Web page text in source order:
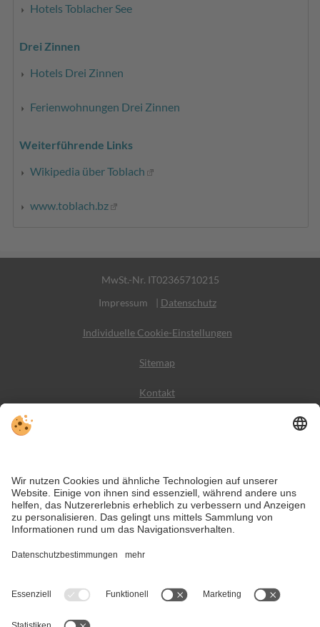
Hotels Toblacher See
Drei Zinnen
Hotels Drei Zinnen
Ferienwohnungen Drei Zinnen
Weiterführende Links
Wikipedia über Toblach
www.toblach.bz
MwSt.-Nr. IT02365710215
Impressum
| Datenschutz
Individuelle Cookie-Einstellungen
Sitemap
Kontakt
VIVODolomiti ist das Reiseportal für unvergesslichen
Bergurlaub – mit Unterkünften und Angeboten in den
Dolomiten, im UNESCO Weltnaturerbe.
Trotz genauer Arbeit und ständigem Aktualisieren der Inhalte, können Fehler
auftreten. Wir übernehmen keine Gewähr für die Richtigkeit und
Vollständigkeit aller Informationen.